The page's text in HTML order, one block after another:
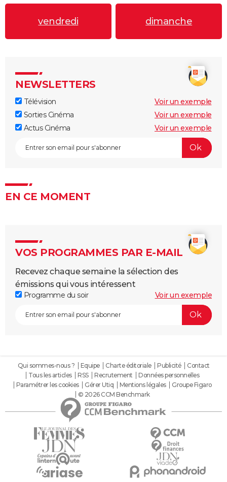
vendredi dimanche
NEWSLETTERS
Télévision
Voir un exemple
Sorties Cinéma
Voir un exemple
Actus Cinéma
Voir un exemple
EN CE MOMENT
VOS PROGRAMMES PAR E-MAIL
Recevez chaque semaine la sélection des
émissions qui vous intéressent
Programme du soir Voir un exemple
Qui sommes-nous ? Equipe Charte éditoriale Publicité
Contact
Tous les articles
RSS Recrutement
Données personnelles
Paramétrer les cookies
Gérer Utiq Mentions légales
Groupe Figaro
© 2026 CCM Benchmark